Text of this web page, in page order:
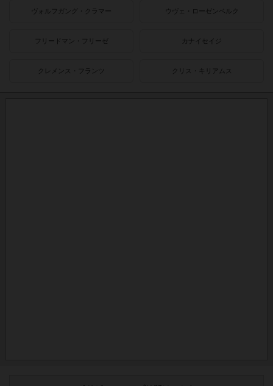
ヴォルフガング・クラマー ウヴェ・ローゼンベルク
フリードマン・フリーゼ カナイセイジ
クレメンス・フランツ クリス・キリアムス